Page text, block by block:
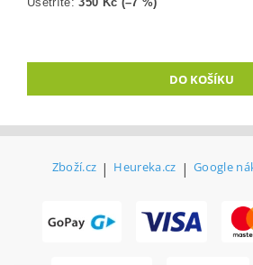
Zboží.cz | Heureka.cz | Google